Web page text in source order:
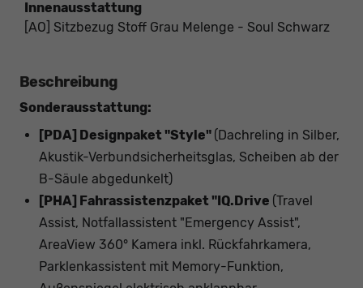
Innenausstattung
[AO] Sitzbezug Stoff Grau Melenge - Soul Schwarz
Beschreibung
Sonderausstattung:
[PDA] Designpaket "Style" (Dachreling in Silber,
Akustik-Verbundsicherheitsglas, Scheiben ab der
B-Säule abgedunkelt)
[PHA] Fahrassistenzpaket "IQ.Drive (Travel
Assist, Notfallassistent "Emergency Assist",
AreaView 360° Kamera inkl. Rückfahrkamera,
Parklenkassistent mit Memory-Funktion,